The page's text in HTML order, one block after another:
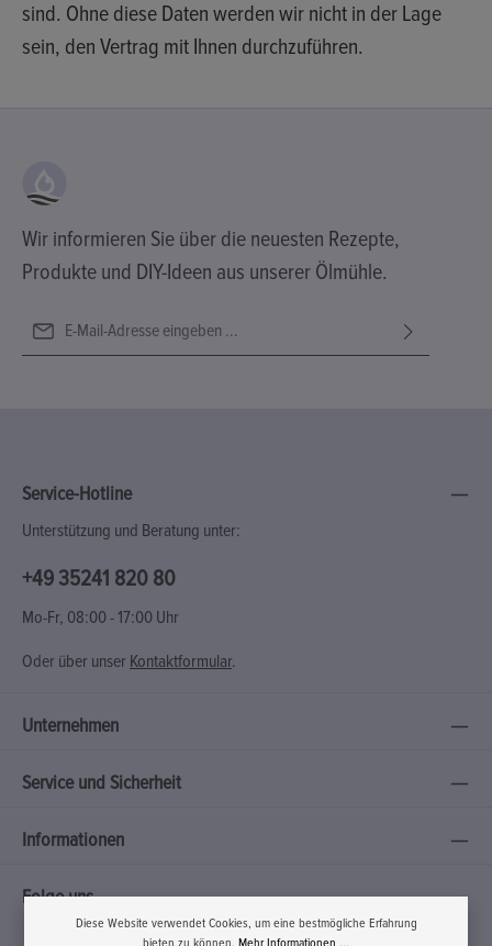
sind. Ohne diese Daten werden wir nicht in der Lage
sein, den Vertrag mit Ihnen durchzuführen.
Wir informieren Sie über die neuesten Rezepte,
Produkte und DIY-Ideen aus unserer Ölmühle.
E-Mail-Adresse*
Service-Hotline
Unterstützung und Beratung unter:
+49 35241 820 80
Mo-Fr, 08:00 - 17:00 Uhr
Oder über unser Kontaktformular.
Unternehmen
Service und Sicherheit
Informationen
Folge uns
Diese Website verwendet Cookies, um eine bestmögliche Erfahrung